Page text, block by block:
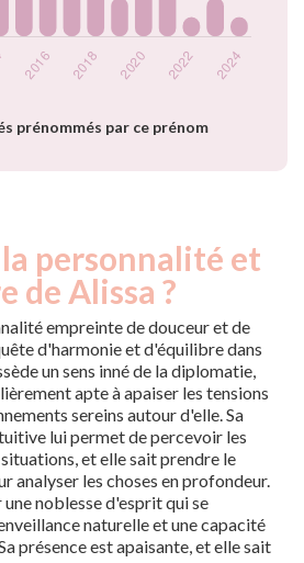
prénommés par ce prénom
personnalité et
de Alissa ?
empreinte de douceur et de
d'harmonie et d'équilibre dans
un sens inné de la diplomatie,
apte à apaiser les tensions
sereins autour d'elle. Sa
lui permet de percevoir les
et elle sait prendre le
analyser les choses en profondeur.
noblesse d'esprit qui se
naturelle et une capacité
présence est apaisante, et elle sait